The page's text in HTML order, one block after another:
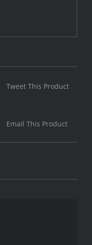
Tweet This Product
Email This Product